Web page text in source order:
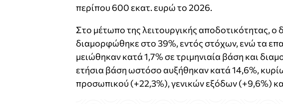
περίπου 600 εκατ. ευρώ το 2026.
Στο μέτωπο της λειτουργικής αποδοτικότητας, ο
διαμορφώθηκε στο 39%, εντός στόχων, ενώ τα
μειώθηκαν κατά 1,7% σε τριμηνιαία βάση και
ετήσια βάση ωστόσο αυξήθηκαν κατά 14,6%,
προσωπικού (+22,3%), γενικών εξόδων (+9,6%)